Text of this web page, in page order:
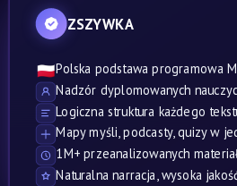
ZSZYWKA
🇵🇱Polska podstawa programowa
Nadzór dyplomowanych
Logiczna struktura każdego
Mapy myśli, podcasty, quizy w
1M+ przeanalizowanych
Naturalna narracja, wysoka